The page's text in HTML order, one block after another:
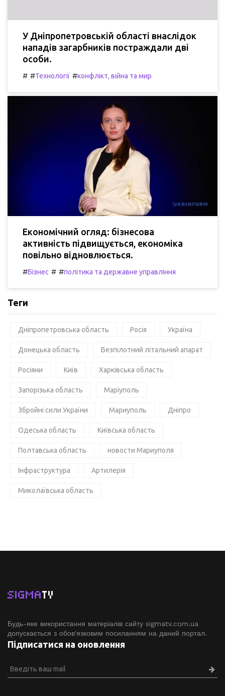
У Дніпропетровській області внаслідок
нападів загарбників постраждали дві
особи.
# #Технології #конфлікт, війна та мир
Економічний огляд: бізнесова
активність підвищується, економіка
повільно відновлюється.
#Бізнес # #політика та державне управління
Теги
Дніпропетровська область Росія Україна
Донецька область Безпілотний літальний апарат
Росіяни Київ Харківська область
Запорізька область Маріуполь
Збройні сили України Мариуполь Дніпро
Одеська область Київська область
Полтавська область новости Мариуполя
Інфраструктура Артилерія
Миколаївська область
SIGMATV
Будь-яке використання матеріалів сайту sigmatv.com.ua
допускається з обов'язковим посиланням на даний портал.
Підписатися на оновлення